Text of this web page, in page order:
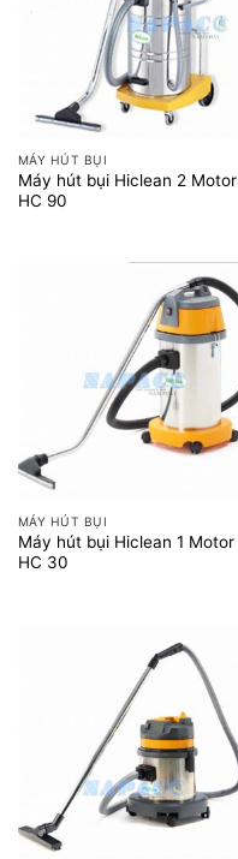
MÁY HÚT BỤI
Máy hút bụi Hiclean 2 Motor
HC 90
MÁY HÚT BỤI
Máy hút bụi Hiclean 1 Motor
HC 30